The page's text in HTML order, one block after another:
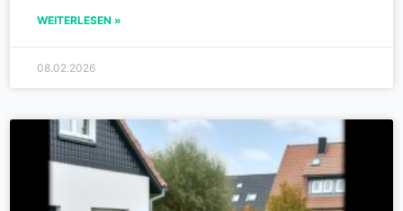
WEITERLESEN »
08.02.2026